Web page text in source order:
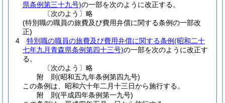
県条例第三十九号)の一部を次のように改正する。
〔次のよう〕略
(特別職の職員の旅費及び費用弁償に関する条例の一部改
正)
4
特別職の職員の旅費及び費用弁償に関する条例(昭和二十
七年九月青森県条例第四十三号)の一部を次のように改正す
る。
〔次のよう〕略
附 則(昭和五九年条例第四九号)
この条例は、昭和六十年二月十三日から施行する。
附 則(平成四年条例第一九号)